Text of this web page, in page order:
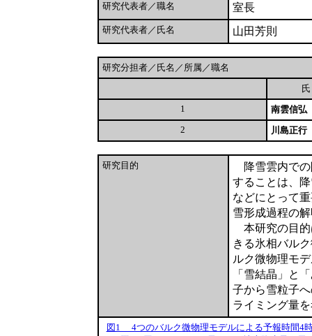
研究代表者／職名 室長
研究代表者／氏名 山田芳則
研究分担者／氏名／所属／職名
1
南雲信弘
2
川島正行
研究目的
降雪雲内での
することは、
などにとって
雪形成過程の
本研究の目的
きる氷相バル
ルク微物理モ
「雪結晶」と
子から雪粒子
ライミング量
図1 4つのバルク微物理モデルによる予報時間4